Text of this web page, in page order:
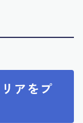
アをプ